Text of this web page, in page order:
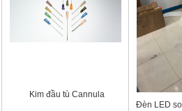
Kim đầu tù Cannula
Đèn LED